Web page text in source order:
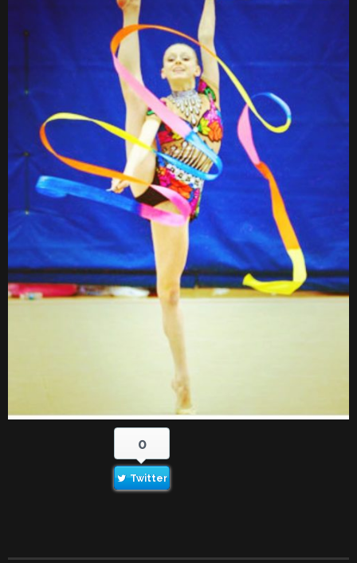
0
Twitter